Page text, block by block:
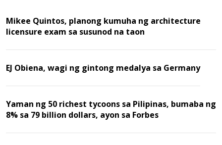
Mikee Quintos, planong kumuha ng architecture
licensure exam sa susunod na taon
EJ Obiena, wagi ng gintong medalya sa Germany
Yaman ng 50 richest tycoons sa Pilipinas, bumaba ng
8% sa 79 billion dollars, ayon sa Forbes